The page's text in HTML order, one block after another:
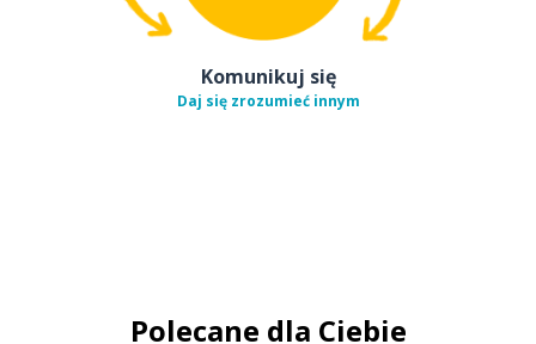
Komunikuj się
Daj się zrozumieć innym
Polecane dla Ciebie